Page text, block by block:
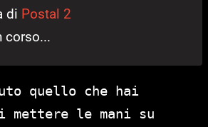
di Postal 2
corso...
quello che hai
mettere le mani su